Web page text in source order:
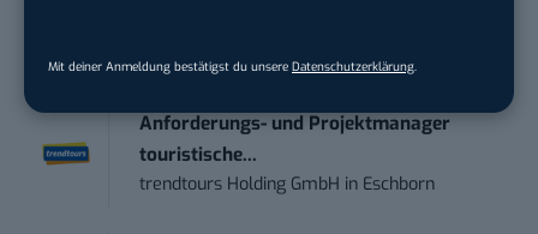
Mit deiner Anmeldung bestätigst du unsere Datenschutzerklärung.
Anforderungs- und Projektmanager
touristische...
trendtours Holding GmbH in Eschborn